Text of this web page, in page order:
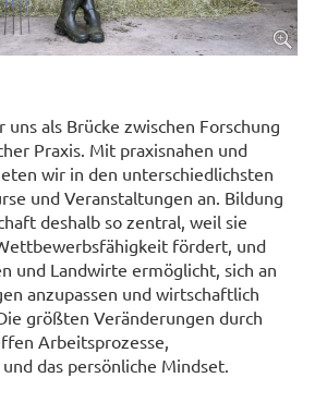
uns als Brücke zwischen Forschung
Praxis. Mit praxisnahen und
wir in den unterschiedlichsten
und Veranstaltungen an. Bildung
deshalb so zentral, weil sie
fördert, und
und Landwirte ermöglicht, sich an
anzupassen und wirtschaftlich
größten Veränderungen durch
Arbeitsprozesse,
das persönliche Mindset.